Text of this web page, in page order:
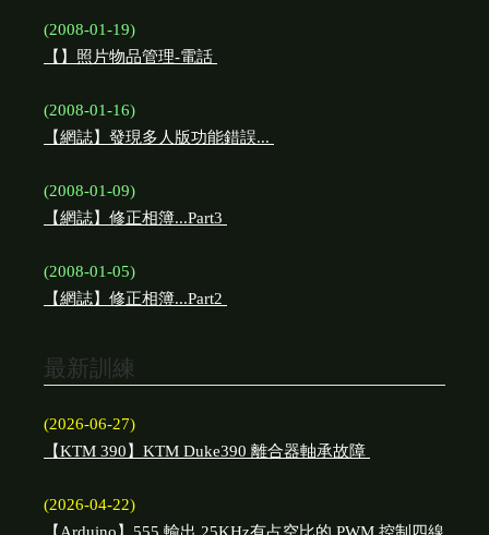
(2008-01-19)
【】照片物品管理-電話
(2008-01-16)
【網誌】發現多人版功能錯誤...
(2008-01-09)
【網誌】修正相簿...Part3
(2008-01-05)
【網誌】修正相簿...Part2
最新訓練
(2026-06-27)
【KTM 390】KTM Duke390 離合器軸承故障
(2026-04-22)